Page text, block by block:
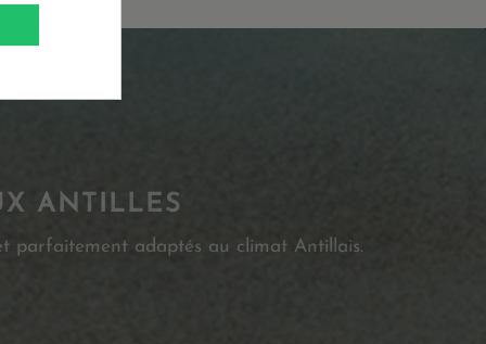
ANTILLES
parfaitement adaptés au climat Antillais.